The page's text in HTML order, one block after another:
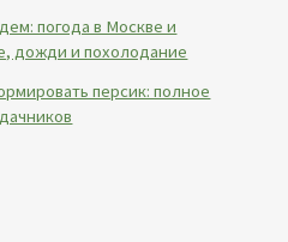
погода в Москве и
дожди и похолодание
персик: полное